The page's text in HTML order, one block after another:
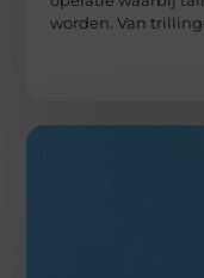
worden. Van